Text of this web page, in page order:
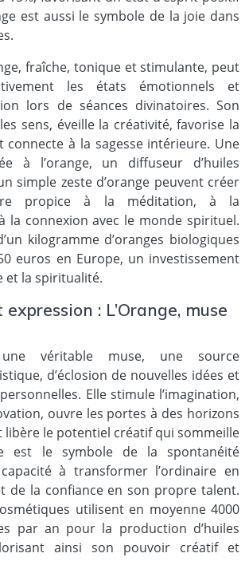
est aussi le symbole de la joie dans
fraîche, tonique et stimulante, peut
les états émotionnels et
lors de séances divinatoires. Son
sens, éveille la créativité, favorise la
connecte à la sagesse intérieure. Une
à l’orange, un diffuseur d’huiles
simple zeste d’orange peuvent créer
propice à la méditation, à la
la connexion avec le monde spirituel.
kilogramme d’oranges biologiques
euros en Europe, un investissement
et la spiritualité.
: L’Orange, muse
une véritable muse, une source
d’éclosion de nouvelles idées et
Elle stimule l’imagination,
ouvre les portes à des horizons
libère le potentiel créatif qui sommeille
est le symbole de la spontanéité
à transformer l’ordinaire en
de la confiance en son propre talent.
utilisent en moyenne 4000
par an pour la production d’huiles
ainsi son pouvoir créatif et